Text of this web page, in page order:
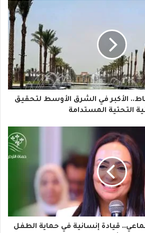
الأكبر في الشرق الأوسط لتحقيق
التحتية المستدامة
قيادة إنسانية في حماية الطفل